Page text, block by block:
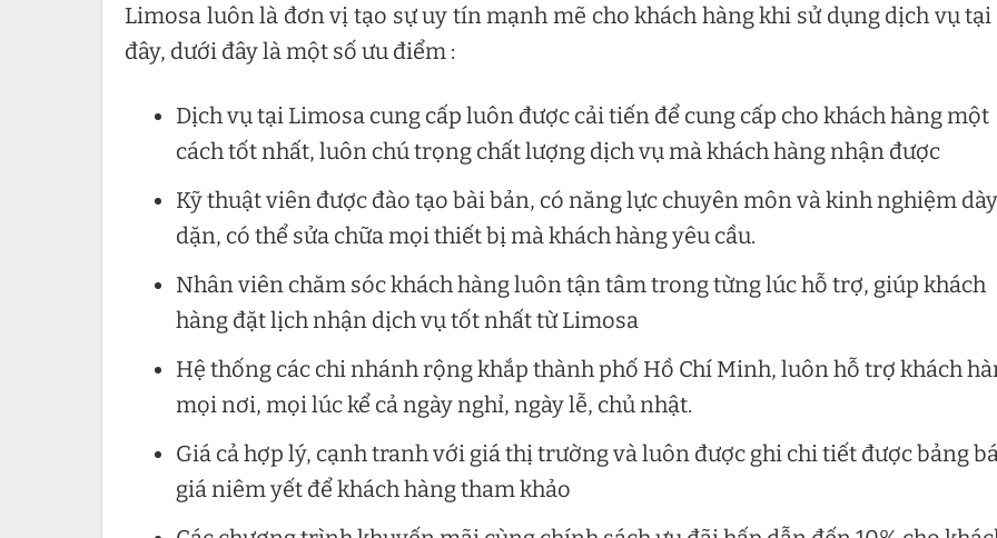
Limosa luôn là đơn vị tạo sự uy tín mạnh mẽ cho khách hàng khi sử dụng dịch vụ
đây, dưới đây là một số ưu điểm :
Dịch vụ tại Limosa cung cấp luôn được cải tiến để cung cấp cho khách hàng một
cách tốt nhất, luôn chú trọng chất lượng dịch vụ mà khách hàng nhận được
Kỹ thuật viên được đào tạo bài bản, có năng lực chuyên môn và kinh nghiệm dày
dặn, có thể sửa chữa mọi thiết bị mà khách hàng yêu cầu.
Nhân viên chăm sóc khách hàng luôn tận tâm trong từng lúc hỗ trợ, giúp khách
hàng đặt lịch nhận dịch vụ tốt nhất từ Limosa
Hệ thống các chi nhánh rộng khắp thành phố Hồ Chí Minh, luôn hỗ trợ khách
mọi nơi, mọi lúc kể cả ngày nghỉ, ngày lễ, chủ nhật.
Giá cả hợp lý, cạnh tranh với giá thị trường và luôn được ghi chi tiết được bảng
giá niêm yết để khách hàng tham khảo